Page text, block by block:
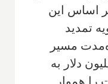
اساس این
دولت تا ۳۰ ژانویه تمدید
مسیر
حدود ۱.۸ تریلیون دلار به
را هموار